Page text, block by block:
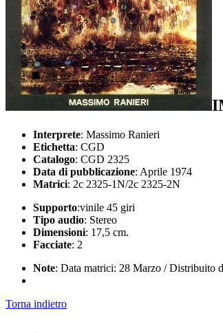
Interprete: Massimo Ranieri
Etichetta: CGD
Catalogo: CGD 2325
Data di pubblicazione: Aprile 1974
Matrici: 2c 2325-1N/2c 2325-2N
Supporto:vinile 45 giri
Tipo audio: Stereo
Dimensioni: 17,5 cm.
Facciate: 2
Note: Data matrici: 28 Marzo / Distribuito
Torna indietro